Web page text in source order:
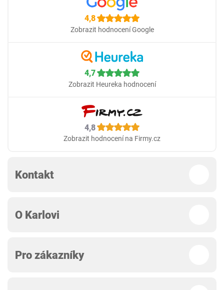
4,8
Zobrazit hodnocení Google
4,7
Zobrazit Heureka hodnocení
4,8
Zobrazit hodnocení na Firmy.cz
Kontakt
O Karlovi
Pro zákazníky